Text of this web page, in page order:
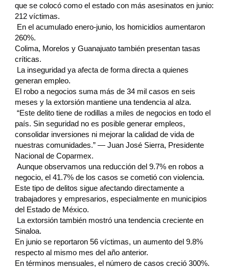
que se colocó como el estado con más asesinatos en junio:
212 víctimas.
En el acumulado enero-junio, los homicidios aumentaron
260%.
Colima, Morelos y Guanajuato también presentan tasas
críticas.
La inseguridad ya afecta de forma directa a quienes
generan empleo.
El robo a negocios suma más de 34 mil casos en seis
meses y la extorsión mantiene una tendencia al alza.
“Este delito tiene de rodillas a miles de negocios en todo el
país. Sin seguridad no es posible generar empleos,
consolidar inversiones ni mejorar la calidad de vida de
nuestras comunidades.” — Juan José Sierra, Presidente
Nacional de Coparmex.
Aunque observamos una reducción del 9.7% en robos a
negocio, el 41.7% de los casos se cometió con violencia.
Este tipo de delitos sigue afectando directamente a
trabajadores y empresarios, especialmente en municipios
del Estado de México.
La extorsión también mostró una tendencia creciente en
Sinaloa.
En junio se reportaron 56 víctimas, un aumento del 9.8%
respecto al mismo mes del año anterior.
En términos mensuales, el número de casos creció 300%.